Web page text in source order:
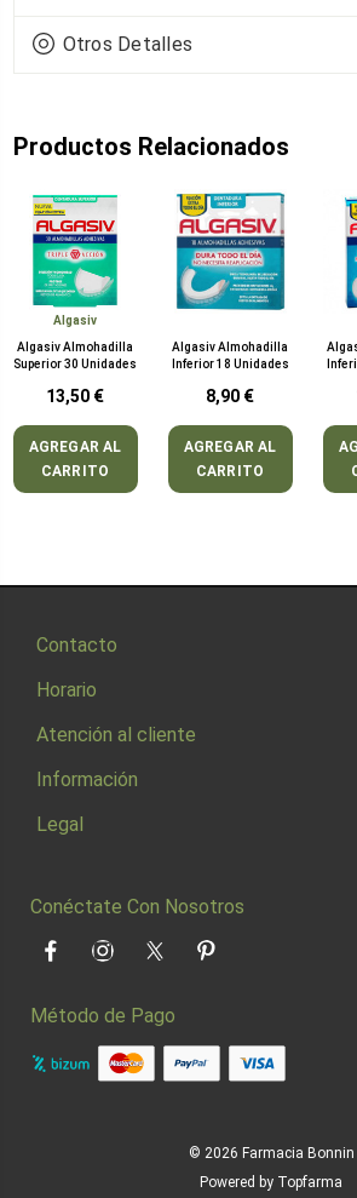
Otros Detalles
Productos Relacionados
Algasiv
Algasiv Almohadilla
Superior 30 Unidades
13,50 €
AGREGAR AL
CARRITO
Algasiv Almohadilla
Inferior 18 Unidades
8,90 €
AGREGAR AL
CARRITO
Contacto
Horario
Atención al cliente
Información
Legal
Conéctate Con Nosotros
FacebookInstagramTwitter Pinterest
Método de Pago
© 2026 Farmacia Bonnin
Powered by Topfarma